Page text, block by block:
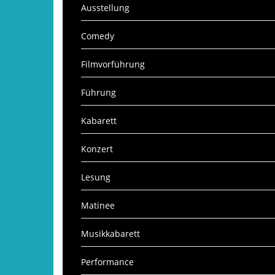
Ausstellung
Comedy
Filmvorführung
Führung
Kabarett
Konzert
Lesung
Matinee
Musikkabarett
Performance